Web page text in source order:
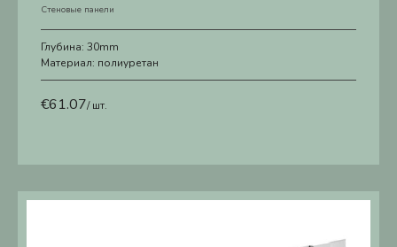
Стеновые панели
Глубина: 30mm
Материал: полиуретан
€61.07/ шт.